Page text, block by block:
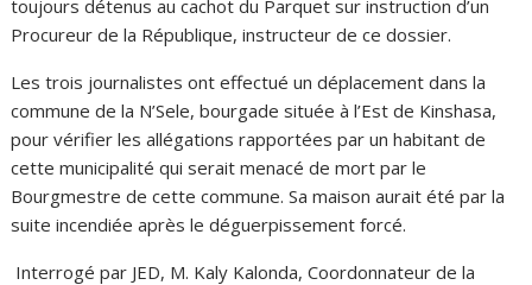
toujours détenus au cachot du Parquet sur instruction d’un
Procureur de la République, instructeur de ce dossier.
Les trois journalistes ont effectué un déplacement dans la
commune de la N’Sele, bourgade située à l’Est de Kinshasa,
pour vérifier les allégations rapportées par un habitant de
cette municipalité qui serait menacé de mort par le
Bourgmestre de cette commune. Sa maison aurait été par la
suite incendiée après le déguerpissement forcé.
Interrogé par JED, M. Kaly Kalonda, Coordonnateur de la